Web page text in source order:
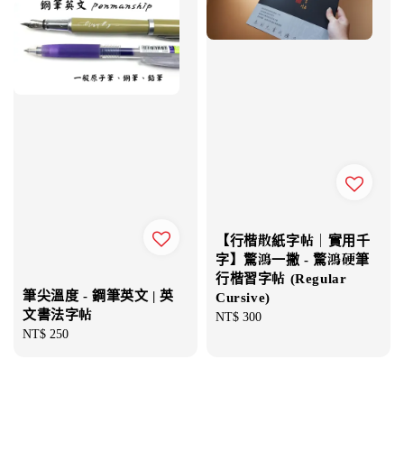
筆尖溫度 - 鋼筆英文 | 英
文書法字帖
Regular
NT$ 250
【行楷散紙字帖｜實用千
字】驚鴻一撇 - 驚鴻硬筆
行楷習字帖 (Regular
Cursive)
Regular
NT$ 300